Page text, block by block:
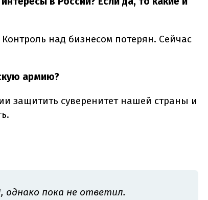
над бизнесом потерян. Сейчас
армию?
защитить суверенитет нашей страны и
однако пока не ответил.